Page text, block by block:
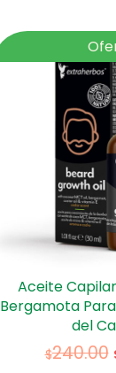
Aceite
Bergamota
del
$240.00